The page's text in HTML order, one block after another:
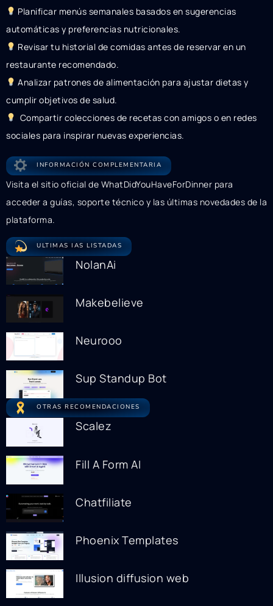
Planificar menús semanales basados en sugerencias
automáticas y preferencias nutricionales.
Revisar tu historial de comidas antes de reservar en un
restaurante recomendado.
Analizar patrones de alimentación para ajustar dietas y
cumplir objetivos de salud.
Compartir colecciones de recetas con amigos o en redes
sociales para inspirar nuevas experiencias.
INFORMACIÓN COMPLEMENTARIA
Visita el sitio oficial de WhatDidYouHaveForDinner para
acceder a guías, soporte técnico y las últimas novedades de la
plataforma.
ULTIMAS IAS LISTADAS
NolanAi
Makebelieve
Neurooo
Sup Standup Bot
OTRAS RECOMENDACIONES
Scalez
Fill A Form AI
Chatfiliate
Phoenix Templates
Illusion diffusion web